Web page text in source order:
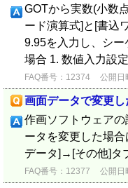
GOTから実数(小数
ード演算式]と[書込
9.95を入力し、シ
場合 1. 数値入力設
FAQ番号：12374 公開日
画面データで変更
作画ソフトウェア
ータを変更した場
データ]→[その他]タ
FAQ番号：12377 公開日